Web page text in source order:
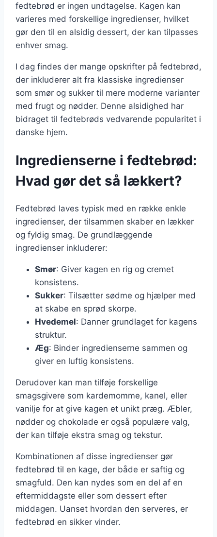
fedtebrød er ingen undtagelse. Kagen kan
varieres med forskellige ingredienser, hvilket
gør den til en alsidig dessert, der kan tilpasses
enhver smag.
I dag findes der mange opskrifter på fedtebrød,
der inkluderer alt fra klassiske ingredienser
som smør og sukker til mere moderne varianter
med frugt og nødder. Denne alsidighed har
bidraget til fedtebrøds vedvarende popularitet i
danske hjem.
Ingredienserne i fedtebrød:
Hvad gør det så lækkert?
Fedtebrød laves typisk med en række enkle
ingredienser, der tilsammen skaber en lækker
og fyldig smag. De grundlæggende
ingredienser inkluderer:
Smør: Giver kagen en rig og cremet
konsistens.
Sukker: Tilsætter sødme og hjælper med
at skabe en sprød skorpe.
Hvedemel: Danner grundlaget for kagens
struktur.
Æg: Binder ingredienserne sammen og
giver en luftig konsistens.
Derudover kan man tilføje forskellige
smagsgivere som kardemomme, kanel, eller
vanilje for at give kagen et unikt præg. Æbler,
nødder og chokolade er også populære valg,
der kan tilføje ekstra smag og tekstur.
Kombinationen af disse ingredienser gør
fedtebrød til en kage, der både er saftig og
smagfuld. Den kan nydes som en del af en
eftermiddagste eller som dessert efter
middagen. Uanset hvordan den serveres, er
fedtebrød en sikker vinder.